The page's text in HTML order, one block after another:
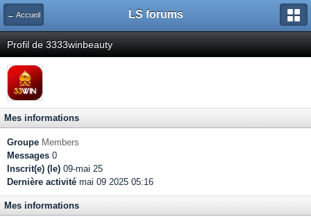
← Accueil LS forums
Profil de 3333winbeauty
Mes informations
Groupe Members
Messages 0
Inscrit(e) (le) 09-mai 25
Dernière activité mai 09 2025 05:16
Mes informations